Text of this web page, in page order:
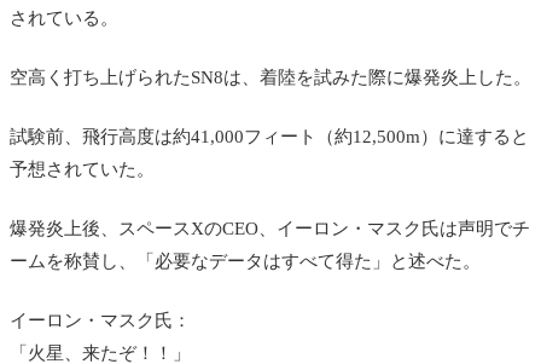
されている。
空高く打ち上げられたSN8は、着陸を試みた際に爆発炎上した。
試験前、飛行高度は約41,000フィート（約12,500m）に達すると
予想されていた。
爆発炎上後、スペースXのCEO、イーロン・マスク氏は声明でチ
ームを称賛し、「必要なデータはすべて得た」と述べた。
イーロン・マスク氏：
「火星、来たぞ！！」